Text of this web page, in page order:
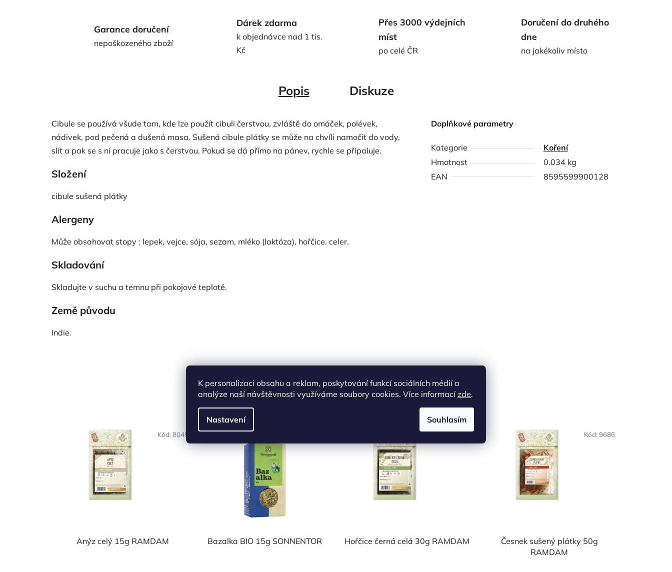
K personalizaci obsahu a reklam, poskytování funkcí sociálních médií a
analýze naší návštěvnosti využíváme soubory cookies. Více informacízde.
Nastavení Souhlasím
Garance doručení
nepoškozeného zboží
Dárek zdarma
k objednávce nad 1 tis.
Kč
Přes 3000 výdejních
míst
po celé ČR
Doručení do druhého
dne
na jakékoliv místo
Popis Diskuze
Cibule se používá všude tam, kde lze použít cibuli čerstvou, zvláště do omáček, polévek,
nádivek, pod pečená a dušená masa. Sušená cibule plátky se může na chvíli namočit do vody,
slít a pak se s ní pracuje jako s čerstvou. Pokud se dá přímo na pánev, rychle se připaluje.
Složení
cibule sušená plátky
Alergeny
Může obsahovat stopy : lepek, vejce, sója, sezam, mléko (laktóza), hořčice, celer.
Skladování
Skladujte v suchu a temnu při pokojové teplotě.
Země původu
Indie.
Doplňkové parametry
Kategorie
Koření
Hmotnost
0.034 kg
EAN
8595599900128
Podobné produkty
NAŠE OVĚŘENÁ
VOLBA
Anýz celý 15g RAMDAM
Kód: 8045
Bazalka BIO 15g SONNENTOR Hořčice černá celá 30g RAMDAM
NAŠE OVĚŘENÁ
VOLBA
Česnek sušený plátky 50g
RAMDAM
Kód: 9686